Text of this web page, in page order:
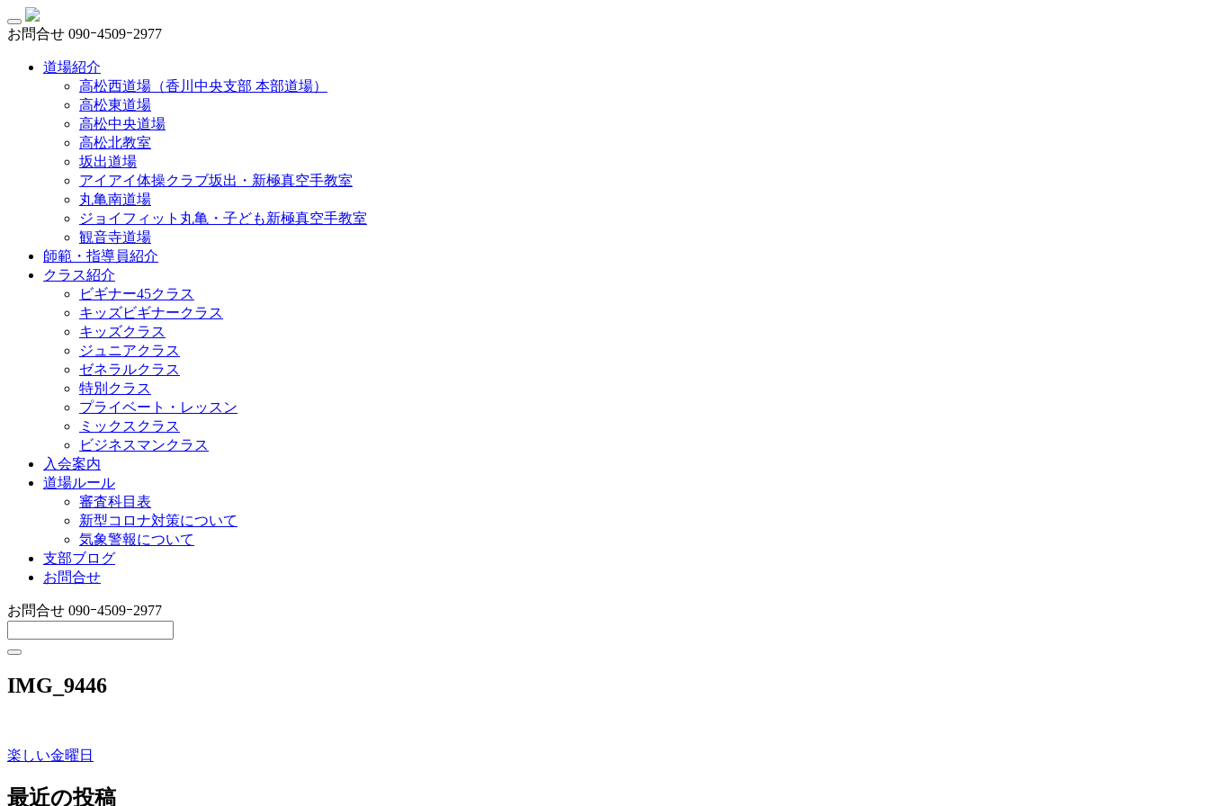
お問合せ 090ｰ4509ｰ2977
道場紹介
高松西道場（香川中央支部 本部道場）
高松東道場
高松中央道場
高松北教室
坂出道場
アイアイ体操クラブ坂出・新極真空手教室
丸亀南道場
ジョイフィット丸亀・子ども新極真空手教室
観音寺道場
師範・指導員紹介
クラス紹介
ビギナー45クラス
キッズビギナークラス
キッズクラス
ジュニアクラス
ゼネラルクラス
特別クラス
プライベート・レッスン
ミックスクラス
ビジネスマンクラス
入会案内
道場ルール
審査科目表
新型コロナ対策について
気象警報について
支部ブログ
お問合せ
お問合せ 090ｰ4509ｰ2977
IMG_9446
投
稿
楽しい金曜日
最近の投稿